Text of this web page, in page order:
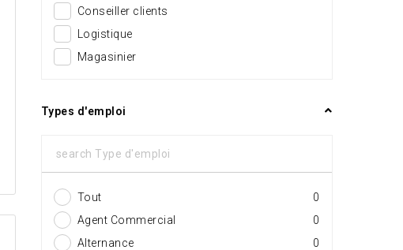
Conseiller clients
Logistique
Magasinier
Types d'emploi
Tout
0
Agent Commercial
0
Alternance
0